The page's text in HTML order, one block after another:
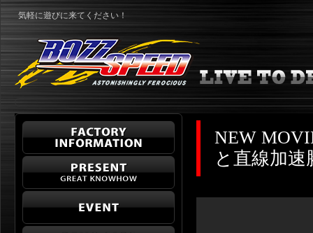
気軽に遊びに来てください！
NEW
と直線加速